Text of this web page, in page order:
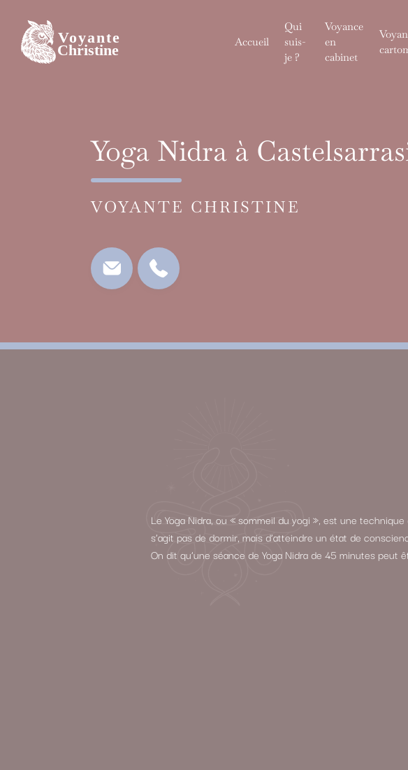
content
Accueil
Qui
suis-
je ?
Voyance
en
cabinet
Yoga Nidra à
VOYANTE CHRISTINE
Le Yoga Nidra, ou « sommeil du yogi », est une
s’agit pas de dormir, mais d’atteindre un état de
On dit qu’une séance de Yoga Nidra de 45 minutes